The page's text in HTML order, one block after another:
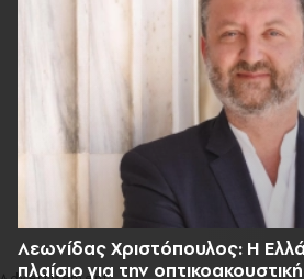
Λεωνίδας Χριστόπουλος: Η
πλαίσιο για την